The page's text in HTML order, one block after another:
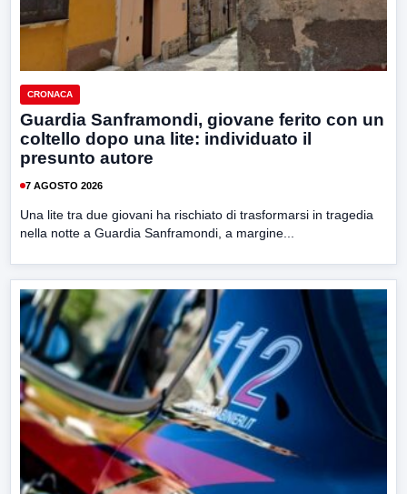
CRONACA
Guardia Sanframondi, giovane ferito con un
coltello dopo una lite: individuato il
presunto autore
7 AGOSTO 2026
Una lite tra due giovani ha rischiato di trasformarsi in tragedia
nella notte a Guardia Sanframondi, a margine...